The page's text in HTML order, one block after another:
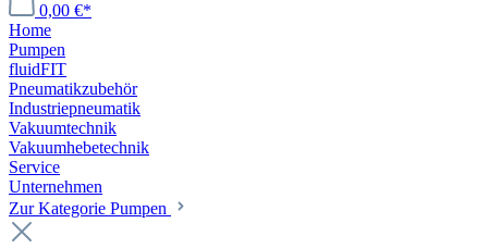
0,00 €*
Home
Pumpen
fluidFIT
Pneumatikzubehör
Industriepneumatik
Vakuumtechnik
Vakuumhebetechnik
Service
Unternehmen
Zur Kategorie Pumpen